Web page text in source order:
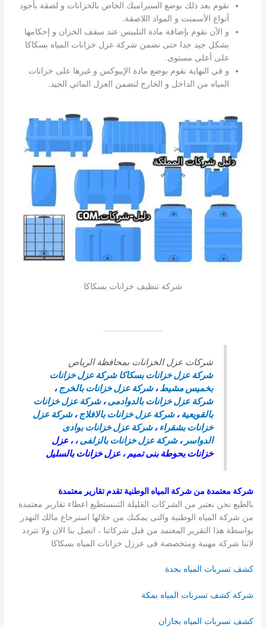
نقوم بعد ذلك بوضع السيراميك الخاص بالخزانات و لصقة بأجود
أنواع الأسمنت و المواد اللاصقة.
و الأن نقوم بإضافة مادة التلبيس عند سقف الخزان و إحكامها
بشكل جيد جدا حتى نضمن شركة عزل خزانات المياه بسكاكا
على أعلى مستوى.
و في النهاية نقوم بوضع مادة الإيبوكس و غيرها على خزانات
المياه من الداخل و الخارج لنضمن العزل المائي الجيد.
شركة تنظيف خزانات بسكاكا
شركات عزل الخزانات بمحافظة الرياض
شركة عزل خزانات بسكاكا شركة عزل خزانات
بخميس مشيط،شركة عزل خزانات بالخرج،
شركة عزل خزانات بالدوادمى،شركة عزل خزانات
بالقويعية،شركة عزل خزانات بالافلاج،شركة عزل
خزانات بشقراء،شركة عزل خزانات بوادى
الدواسر ،شركة عزل خزانات بالزلفى، ، عزل
خزانات بحوطة بنى تميم ، عزل خزانات بالسليل
شركة معتمدة من شركة المياه الوطنية تقدم تقارير معتمدة
بالطبع نحن نعتبر من الشركات القليلة التىنستطيع اعطاء تقارير معتمدة
من شركة المياه الوطنية والتى يمكنك من خلالها استرجاع مالك النهدر
بواسطة هذا التقرير المعتمد من قبل شركاتنا ، اتصل بنا الان ولا تتردد
لاننا شركة مهنية ومتخصصة فى عززل خزانات المياه بسكاكا
كشف تسربات المياه بجدة
شركة كشف تسربات المياه بمكة
كشف تسربات المياه بجازان